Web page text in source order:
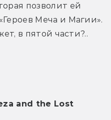
позволит ей
Меча и Магии».
в пятой части?..
and the Lost